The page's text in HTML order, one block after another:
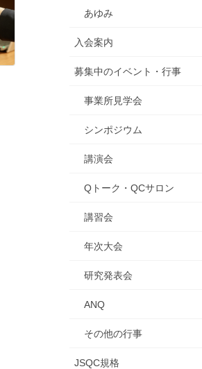
あゆみ
入会案内
募集中のイベント・行事
事業所見学会
シンポジウム
講演会
Qトーク・QCサロン
講習会
年次大会
研究発表会
ANQ
その他の行事
JSQC規格